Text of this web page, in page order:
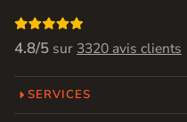

4.8/5 sur 3320 avis clients
SERVICES